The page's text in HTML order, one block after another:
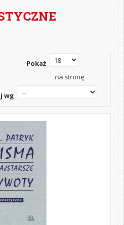
Pokaż
na stronę
wg